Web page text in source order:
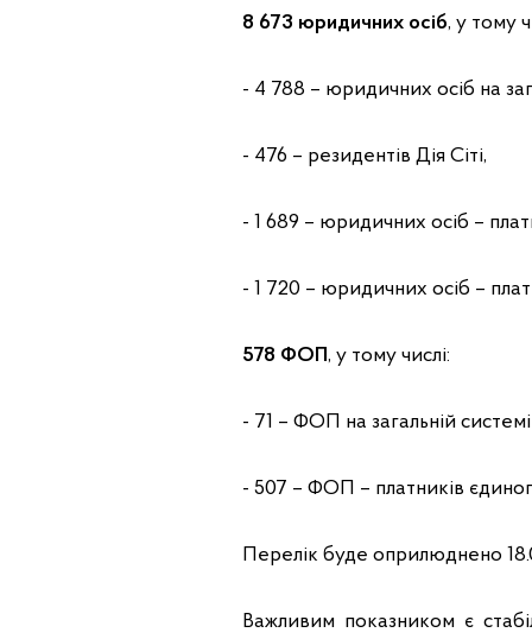
8 673 юридичних осіб, у тому
- 4 788 – юридичних осіб на
- 476 – резидентів Дія Сіті,
- 1 689 – юридичних осіб –
- 1 720 – юридичних осіб –
578 ФОП, у тому числі:
- 71 – ФОП на загальній
- 507 – ФОП – платників
Перелік буде оприлюднено
Важливим показником є